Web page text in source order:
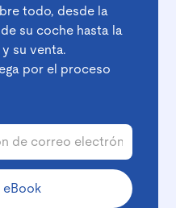
todo, desde la
su coche hasta la
su venta.
por el proceso